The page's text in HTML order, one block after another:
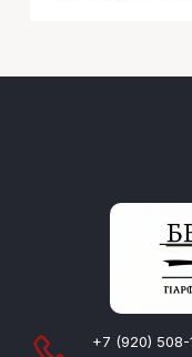
+7 (920) 508-